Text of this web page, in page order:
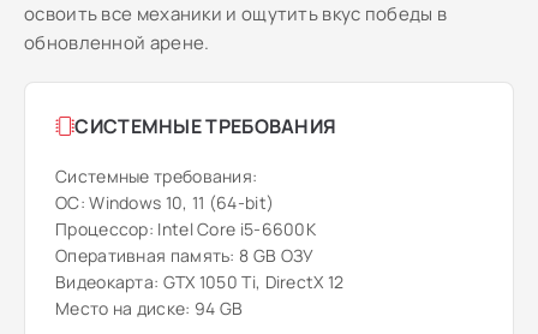
освоить все механики и ощутить вкус победы в
обновленной арене.
СИСТЕМНЫЕ ТРЕБОВАНИЯ
Системные требования:
ОС: Windows 10, 11 (64-bit)
Процессор: Intel Core i5-6600K
Оперативная память: 8 GB ОЗУ
Видеокарта: GTX 1050 Ti, DirectX 12
Место на диске: 94 GB